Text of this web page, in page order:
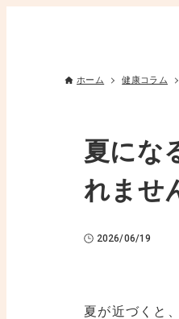
ホーム 健康コラム
夏にな
れませ
2026/06/19
夏が近づくと、